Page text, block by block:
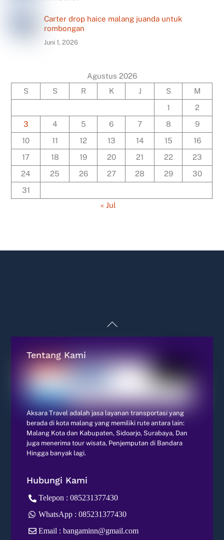
Carter drop haice malang juanda untuk
rombongan
Juni 1, 2026
Agustus 2026
S
S R K J S
M
1
2
3
4 5 6 7 8
9
10
11 12 13 14 15
16
17
18 19 20 21 22
23
24
25 26 27 28 29
30
31
« Jul
Back
To
Tentang Kami
Aksara Travel adalah jasa layanan transportasi yang
berada di kota malang yang memiliki rute antara lain:
Malang Kota dan Kabupaten, Sidoarjo, Surabaya, Dan
juga menerima tour wisata, Penjemputan di Bandara
Hingga banyak lagi.
Hubungi Kami
Telepon : 085231377430
WhatsApp : 085231377430
Email : bangaminn@gmail.com